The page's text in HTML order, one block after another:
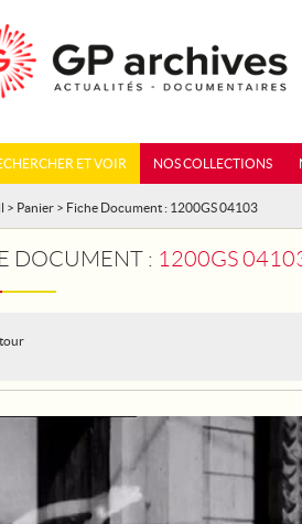
ET VOIR NOS COLLECTIONS
> Panier > Fiche Document : 1200GS 04103
DOCUMENT : 1200GS